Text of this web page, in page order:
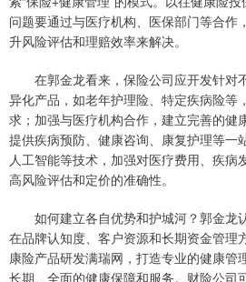
问题要通过与医疗机构、医保部门等合作
升风险评估和理赔效率来解决。
在郭金龙看来，保险公司应开发针对
异化产品，如老年护理险、特定疾病险等
求；加强与医疗机构合作，建立完善的健
提供疾病预防、健康咨询、康复护理等一
人工智能等技术，加强对医疗费用、疾病
高风险评估和定价的准确性。
如何建立各自优势和护城河？郭金龙
在品牌认知度、客户资源和长期资金管理
康险产品研发满瑞网，打造专业的健康管
长期、全面的健康保障和服务。财险公司